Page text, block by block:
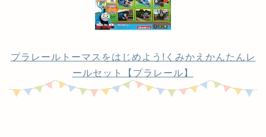
プラレールトーマスをはじめよう!くみかえかんたんレ
ールセット【プラレール】